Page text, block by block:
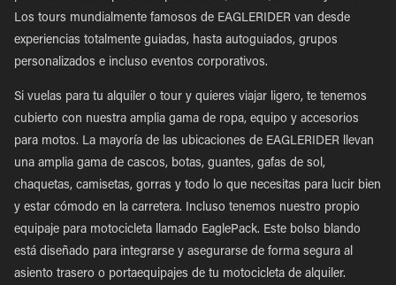
Los tours mundialmente famosos de EAGLERIDER van desde
experiencias totalmente guiadas, hasta autoguiados, grupos
personalizados e incluso eventos corporativos.
Si vuelas para tu alquiler o tour y quieres viajar ligero, te tenemos
cubierto con nuestra amplia gama de ropa, equipo y accesorios
para motos. La mayoría de las ubicaciones de EAGLERIDER llevan
una amplia gama de cascos, botas, guantes, gafas de sol,
chaquetas, camisetas, gorras y todo lo que necesitas para lucir bien
y estar cómodo en la carretera. Incluso tenemos nuestro propio
equipaje para motocicleta llamado EaglePack. Este bolso blando
está diseñado para integrarse y asegurarse de forma segura al
asiento trasero o portaequipajes de tu motocicleta de alquiler.